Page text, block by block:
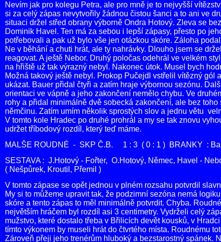
Nevím jak pro kolegu Petra, ale pro mně je to nejvyšší
si za celý zápas nevytvořily žádnou čistou šanci a to ani ve
situaci držel střed obrany výborně Ondra Hotový. Zleva se
Dominik Havel. Ten má za sebou i lepší zápasy, přesto po
potřebovali a pak už bylo vše jen otázkou skóre. Záloha
Ne v běhání a chuti hrát, ale ty nahrávky. Dlouho jsem se
reagovat. A ještě Nebor. Druhý poločas odehrál ve velkém
na hřiště už tak výrazný nebyl. Nakonec útok. Musel bych
Možná takový ještě nebyl. Prokop Pučejdl vstřelil vítězný gól
ukázat. Bauer přidal čtyři a zatím hraje výbornou sezónu.
orientaci ve vápně a jeho zakončení nemělo chybu. Ve
rohy a přidal minimálně dvě sobecká zakončení, ale bez
němčinu. Zatím umím několik sprostých slov a jednu větu
V tomto kole Hradec po druhé prohrál a my se tak znovu
udržet tříbodový rozdíl, který teď máme.
MALŠE ROUDNÉ - SKP Č.B. 1 : 3 ( 0 : 1 ) BRANKY :
SESTAVA : J.Hotový - Fořter, O.Hotový, Němec, Havel -
( Nešpůrek, Kroutil, Přemil )
V tomto zápase se opět jednou v plném rozsahu potvrdil
My si to můžeme upravit tak, že podzimní sezóna nemá
skóre a tento zápas to měl minimálně potvrdit. Chyba.
největším hráčem byl rozdíl asi 3 centimetry. Vydrželi celý
mužstvo, které dostalo třeba v Břilicích devět kousků, v
tímto výkonem by museli hrát do čtvrtého místa. Roudnému
Zároveň přeji jeho trenérům hluboký a bezstarostný spánek.